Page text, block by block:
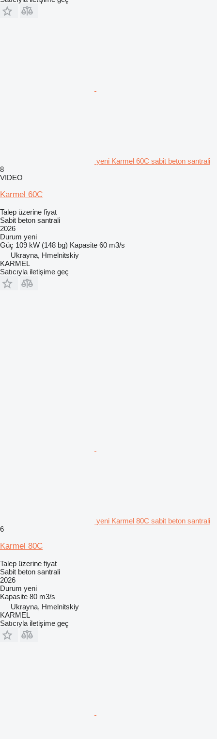
yeni Karmel 60C sabit beton santrali
8
VIDEO
Karmel 60C
Talep üzerine fiyat
Sabit beton santrali
2026
Durum yeni
Güç 109 kW (148 bg) Kapasite 60 m3/s
Ukrayna, Hmelnitskiy
KARMEL
Satıcıyla iletişime geç
yeni Karmel 80C sabit beton santrali
6
Karmel 80C
Talep üzerine fiyat
Sabit beton santrali
2026
Durum yeni
Kapasite 80 m3/s
Ukrayna, Hmelnitskiy
KARMEL
Satıcıyla iletişime geç